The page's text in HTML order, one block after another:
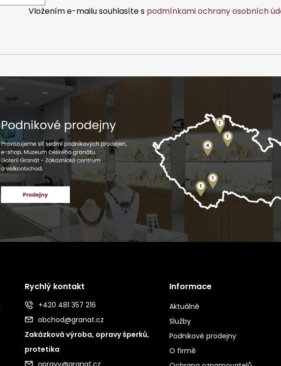
Vložením e-mailu souhlasíte s podmínkami ochrany osobních
Rychlý kontakt
+420 481 357 216
obchod@granat.cz
Zakázková výroba, opravy šperků,
protetika
opravy@granat.cz
Informace
Aktuálně
Služby
Podnikové prodejny
O firmě